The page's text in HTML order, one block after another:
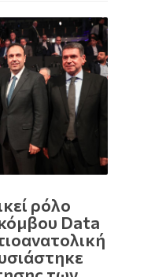
ρόλο
Data